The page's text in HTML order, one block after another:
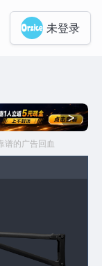
未登录
>
谱的广告回血